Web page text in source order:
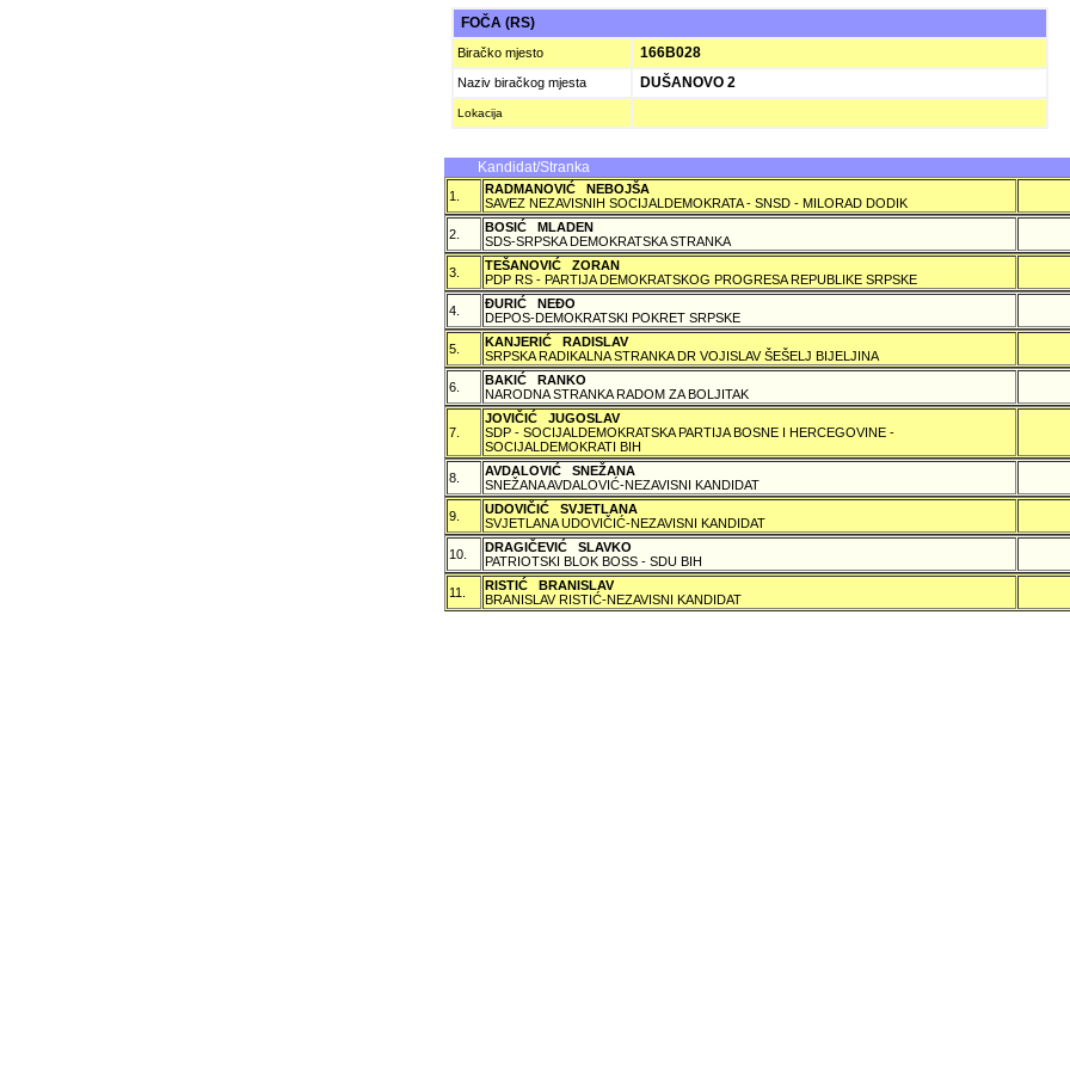
FOČA (RS)
Biračko mjesto 166B028
Naziv biračkog mjesta DUŠANOVO 2
Lokacija
Kandidat/Stranka
1.
RADMANOVIĆ NEBOJŠA
SAVEZ NEZAVISNIH SOCIJALDEMOKRATA - SNSD - MILORAD DODIK
2.
BOSIĆ MLADEN
SDS-SRPSKA DEMOKRATSKA STRANKA
3.
TEŠANOVIĆ ZORAN
PDP RS - PARTIJA DEMOKRATSKOG PROGRESA REPUBLIKE SRPSKE
4.
ÐURIĆ NEÐO
DEPOS-DEMOKRATSKI POKRET SRPSKE
5.
KANJERIĆ RADISLAV
SRPSKA RADIKALNA STRANKA DR VOJISLAV ŠEŠELJ BIJELJINA
6.
BAKIĆ RANKO
NARODNA STRANKA RADOM ZA BOLJITAK
7.
JOVIČIĆ JUGOSLAV
SDP - SOCIJALDEMOKRATSKA PARTIJA BOSNE I HERCEGOVINE -
SOCIJALDEMOKRATI BIH
8.
AVDALOVIĆ SNEŽANA
SNEŽANA AVDALOVIĆ-NEZAVISNI KANDIDAT
9.
UDOVIČIĆ SVJETLANA
SVJETLANA UDOVIČIĆ-NEZAVISNI KANDIDAT
10.
DRAGIČEVIĆ SLAVKO
PATRIOTSKI BLOK BOSS - SDU BIH
11.
RISTIĆ BRANISLAV
BRANISLAV RISTIĆ-NEZAVISNI KANDIDAT